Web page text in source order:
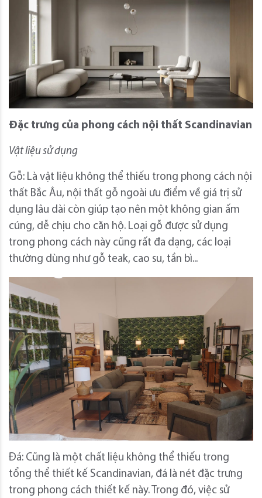
Đặc trưng của phong cách nội thất Scandinavian
Vật liệu sử dụng
Gỗ: Là vật liệu không thể thiếu trong phong cách nội
thất Bắc Âu, nội thất gỗ ngoài ưu điểm về giá trị sử
dụng lâu dài còn giúp tạo nên một không gian ấm
cúng, dễ chịu cho căn hộ. Loại gỗ được sử dụng
trong phong cách này cũng rất đa dạng, các loại
thường dùng như gỗ teak, cao su, tần bì...
Đá: Cũng là một chất liệu không thể thiếu trong
tổng thể thiết kế Scandinavian, đá là nét đặc trưng
trong phong cách thiết kế này. Trong đó, việc sử